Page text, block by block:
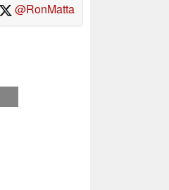
@RonMatta